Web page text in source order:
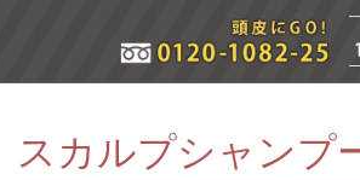
スカルプシャンプ